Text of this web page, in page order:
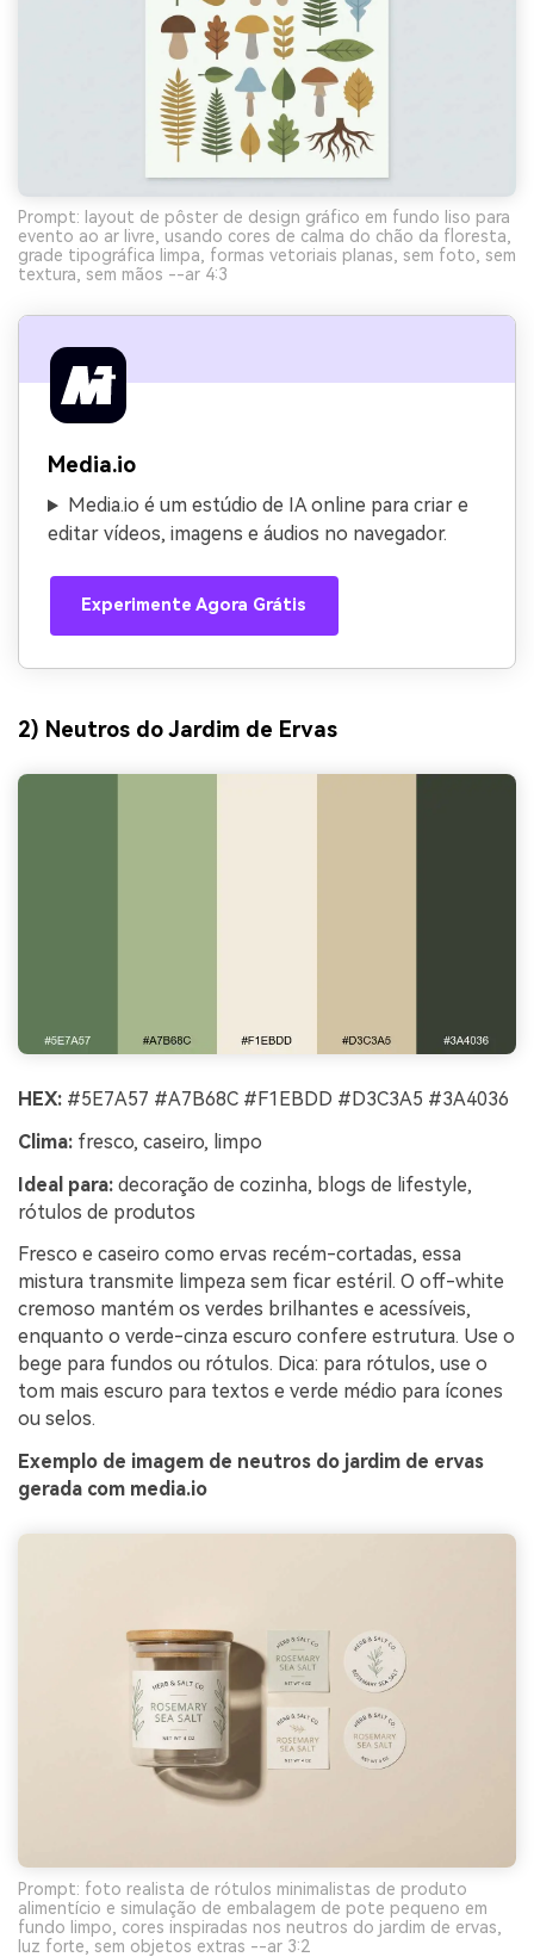
Prompt: layout de pôster de design gráfico em fundo liso para
evento ao ar livre, usando cores de calma do chão da floresta,
grade tipográfica limpa, formas vetoriais planas, sem foto, sem
textura, sem mãos --ar 4:3
Media.io
Media.io é um estúdio de IA online para criar e
editar vídeos, imagens e áudios no navegador.
Experimente Agora Grátis
2) Neutros do Jardim de Ervas
HEX: #5E7A57 #A7B68C #F1EBDD #D3C3A5 #3A4036
Clima: fresco, caseiro, limpo
Ideal para: decoração de cozinha, blogs de lifestyle,
rótulos de produtos
Fresco e caseiro como ervas recém-cortadas, essa
mistura transmite limpeza sem ficar estéril. O off-white
cremoso mantém os verdes brilhantes e acessíveis,
enquanto o verde-cinza escuro confere estrutura. Use o
bege para fundos ou rótulos. Dica: para rótulos, use o
tom mais escuro para textos e verde médio para ícones
ou selos.
Exemplo de imagem de neutros do jardim de ervas
gerada com media.io
Prompt: foto realista de rótulos minimalistas de produto
alimentício e simulação de embalagem de pote pequeno em
fundo limpo, cores inspiradas nos neutros do jardim de ervas,
luz forte, sem objetos extras --ar 3:2